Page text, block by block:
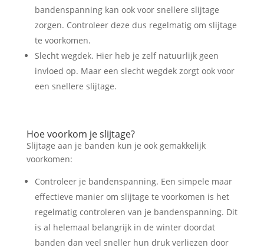
bandenspanning kan ook voor snellere slijtage
zorgen. Controleer deze dus regelmatig om slijtage
te voorkomen.
Slecht wegdek. Hier heb je zelf natuurlijk geen
invloed op. Maar een slecht wegdek zorgt ook voor
een snellere slijtage.
Hoe voorkom je slijtage?
Slijtage aan je banden kun je ook gemakkelijk
voorkomen:
Controleer je bandenspanning. Een simpele maar
effectieve manier om slijtage te voorkomen is het
regelmatig controleren van je bandenspanning. Dit
is al helemaal belangrijk in de winter doordat
banden dan veel sneller hun druk verliezen door